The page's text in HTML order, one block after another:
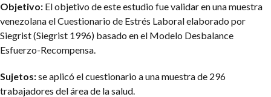
Objetivo: El objetivo de este estudio fue validar en una muestra
venezolana el Cuestionario de Estrés Laboral elaborado por
Siegrist (Siegrist 1996) basado en el Modelo Desbalance
Esfuerzo-Recompensa.
Sujetos:se aplicó el cuestionario a una muestra de 296
trabajadores del área de la salud.